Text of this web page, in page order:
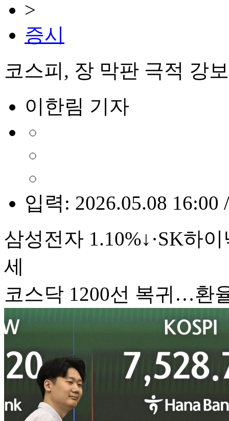
>
증시
코스피, 장 막판 극적 강
이한림 기자
입력: 2026.05.08 16:00
삼성전자 1.10%↓·SK하
세
코스닥 1200선 복귀…환